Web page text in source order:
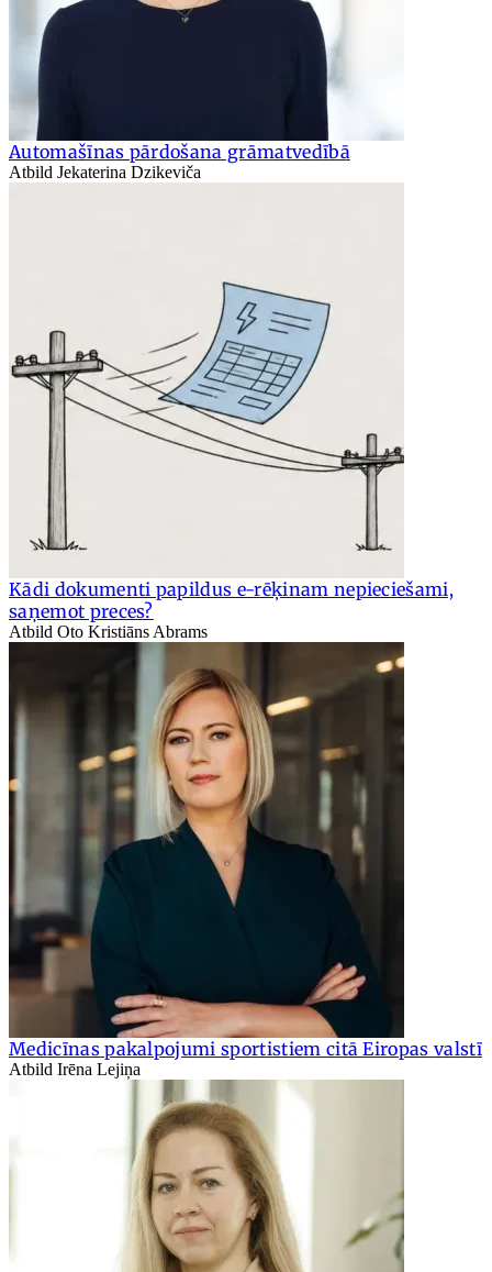
Automašīnas pārdošana grāmatvedībā
Atbild Jekaterina Dzikeviča
Kādi dokumenti papildus e-rēķinam nepieciešami,
saņemot preces?
Atbild Oto Kristiāns Abrams
Medicīnas pakalpojumi sportistiem citā Eiropas valstī
Atbild Irēna Lejiņa